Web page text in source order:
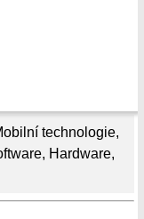
technologie,
, Hardware,